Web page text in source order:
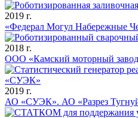
2019 г.
«Федерал Могул Набережные
2018 г.
ООО «Камский моторный
2019 г.
АО «СУЭК». АО «Разрез